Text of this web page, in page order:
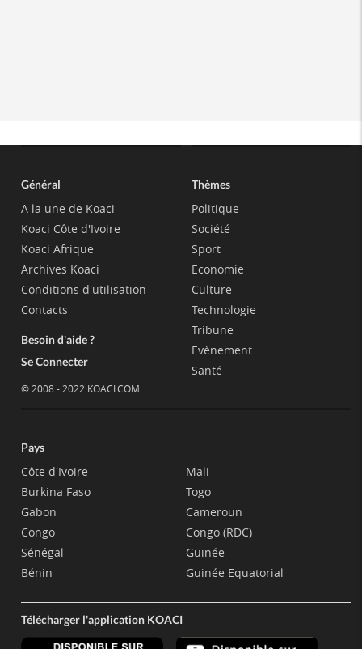
Général
A la une de Koaci
Koaci Côte d'Ivoire
Koaci Afrique
Archives Koaci
Conditions d'utilisation
Contacts
Besoin d'aide ?
Se Connecter
© 2008 - 2022 KOACI.COM
Thèmes
Politique
Société
Sport
Economie
Culture
Technologie
Tribune
Evènement
Santé
Pays
Côte d'Ivoire
Burkina Faso
Gabon
Congo
Sénégal
Bénin
Mali
Togo
Cameroun
Congo (RDC)
Guinée
Guinée Equatorial
Télécharger l'application KOACI